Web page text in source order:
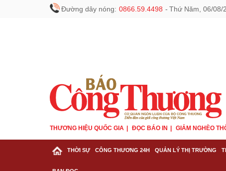
Đường dây nóng: 0866.59.4498 - Thứ Năm, 06/08/
THƯƠNG HIỆU QUỐC GIA ĐỌC BÁO IN GIẢM NGHÈO
THỜI SỰ CÔNG THƯƠNG 24H QUẢN LÝ THỊ TRƯỜNG